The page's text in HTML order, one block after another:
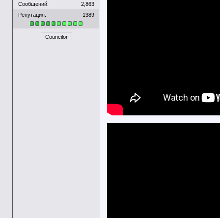
Сообщений:
2,863
Репутация:
1389
Councilor